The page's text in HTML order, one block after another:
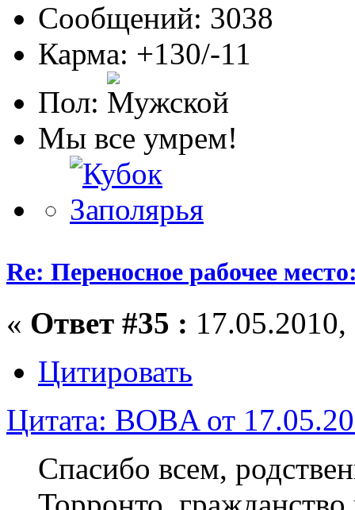
Сообщений: 3038
Карма: +130/-11
Пол:
Мы все умрем!
Re: Переносное рабочее
« Ответ #35 :
Цитировать
Цитата: BOBA от
Спасибо всем,